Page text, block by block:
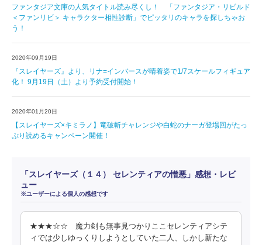
ファンタジア文庫の人気タイトル読み尽くし！ 「ファンタジア・リビルド
＜ファンリビ＞ キャラクター相性診断」でピッタリのキャラを探しちゃお
う！
2020年09月19日
『スレイヤーズ』より、リナ=インバースが晴着姿で1/7スケールフィギュア
化！ 9月19日（土）より予約受付開始！
2020年01月20日
【スレイヤーズ×キミラノ】竜破斬チャレンジや白蛇のナーガ登場回がたっ
ぷり読めるキャンペーン開催！
「スレイヤーズ（１４） セレンティアの憎悪」感想・レビ
ュー
※ユーザーによる個人の感想です
★★★☆☆ 魔力剣も無事見つかりここセレンティアシテ
ィでは少しゆっくりしようとしていた二人、しかし新たな